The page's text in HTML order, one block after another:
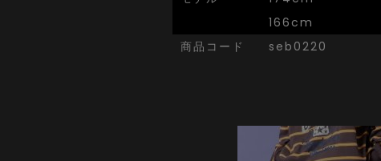
166cm
商品コード
seb0220